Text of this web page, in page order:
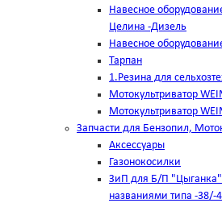
Навесное
Целина -Дизель
Навесное
Тарпан
1.Резина для
Мотокультриватор
Мотокультриватор
Запчасти для Бензопил,
Аксессуары
Газонокосилки
ЗиП для Б/П
названиями типа -38/-